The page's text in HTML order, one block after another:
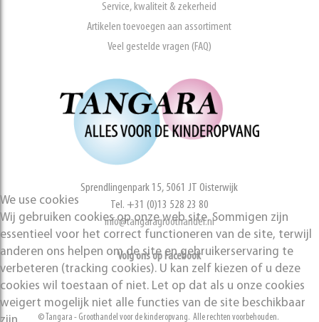
Service, kwaliteit & zekerheid
Artikelen toevoegen aan assortiment
Veel gestelde vragen (FAQ)
Sprendlingenpark 15, 5061 JT Oisterwijk
Tel. +31 (0)13 528 23 80
info@tangaragroothandel.nl
Volg ons op Facebook
© Tangara - Groothandel voor de kinderopvang. Alle rechten voorbehouden.
We use cookies
Wij gebruiken cookies op onze web site. Sommigen zijn
essentieel voor het correct functioneren van de site, terwijl
anderen ons helpen om de site en gebruikerservaring te
verbeteren (tracking cookies). U kan zelf kiezen of u deze
cookies wil toestaan of niet. Let op dat als u onze cookies
weigert mogelijk niet alle functies van de site beschikbaar